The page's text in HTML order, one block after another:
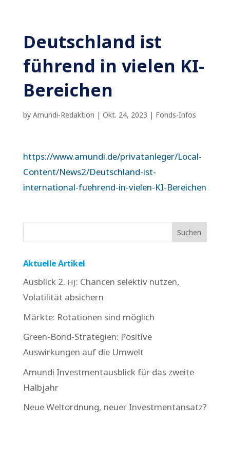
Deutschland ist
führend in vielen KI-
Bereichen
by Amundi-Redaktion | Okt. 24, 2023 | Fonds-Infos
https://www.amundi.de/privatanleger/Local-
Content/News2/Deutschland-ist-
international-fuehrend-in-vielen-KI-Bereichen
Aktuelle Artikel
Ausblick 2. HJ: Chancen selektiv nutzen,
Volatilität absichern
Märkte: Rotationen sind möglich
Green-Bond-Strategien: Positive
Auswirkungen auf die Umwelt
Amundi Investmentausblick für das zweite
Halbjahr
Neue Weltordnung, neuer Investmentansatz?